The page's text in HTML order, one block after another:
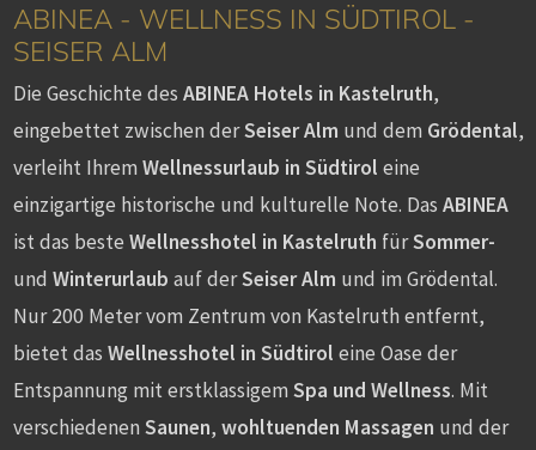
ABINEA - WELLNESS IN SÜDTIROL -
SEISER ALM
Die Geschichte des ABINEA Hotels in Kastelruth,
eingebettet zwischen derSeiser Alm und dem Grödental,
verleiht Ihrem Wellnessurlaub in Südtirol eine
einzigartige historische und kulturelle Note. Das ABINEA
ist das beste Wellnesshotel in Kastelruth fürSommer-
und Winterurlaub auf derSeiser Alm und im Grödental.
Nur 200 Meter vom Zentrum von Kastelruth entfernt,
bietet das Wellnesshotel in Südtirol eine Oase der
Entspannung mit erstklassigem Spa und Wellness. Mit
verschiedenen Saunen, wohltuenden Massagen und der